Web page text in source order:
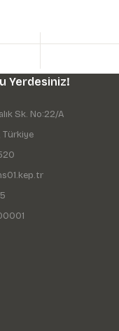
Yerdesiniz!
Sk. No:22/A